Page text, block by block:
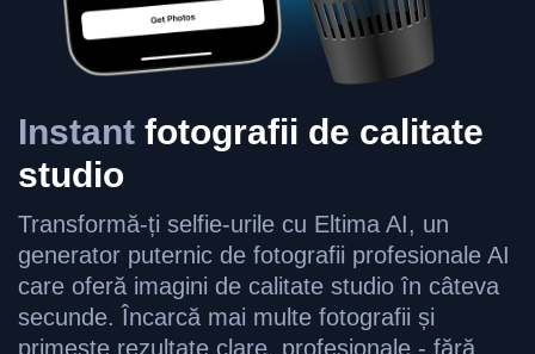
Instant fotografii de calitate
studio
Transformă-ți selfie-urile cu Eltima AI, un
generator puternic de fotografii profesionale AI
care oferă imagini de calitate studio în câteva
secunde. Încarcă mai multe fotografii și
primește rezultate clare, profesionale - fără